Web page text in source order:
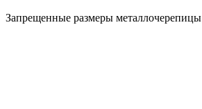
Запрещенные размеры металлочерепицы